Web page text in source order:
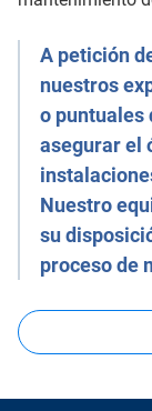
A petición
nuestros
o puntuales
asegurar el
Nuestro
su
proceso de